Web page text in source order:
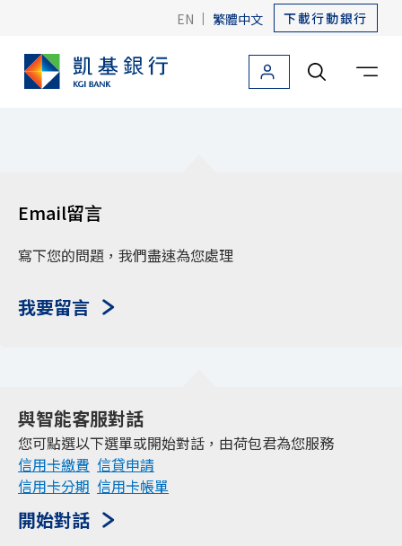
EN | 繁體中文 下載行動銀行
信用卡
貸款
存款
保險
財富管理
數位金融
Email留言
寫下您的問題，我們盡速為您處理
我要留言
與智能客服對話
您可點選以下選單或開始對話，由荷包君為您服務
信用卡繳費 信貸申請
信用卡分期 信用卡帳單
開始對話